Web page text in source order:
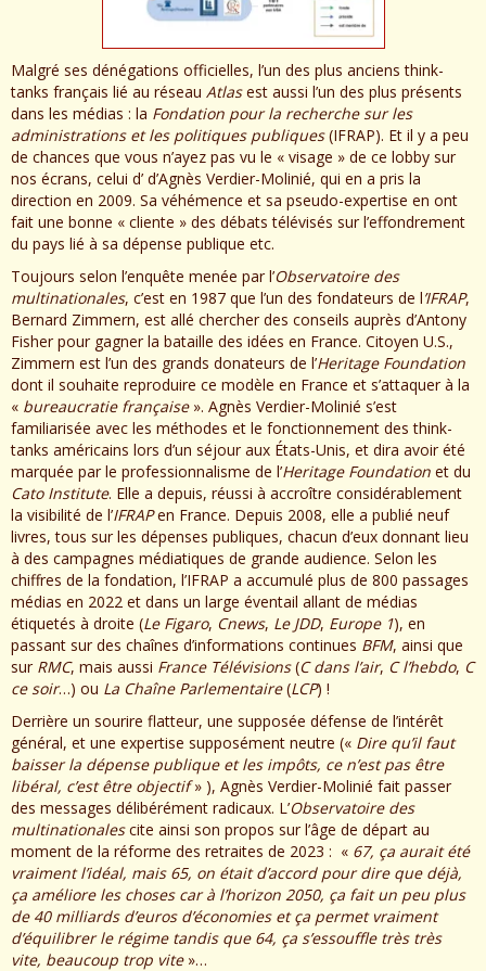
Malgré ses dénégations officielles, l’un des plus anciens think-
tanks français lié au réseau Atlasest aussi l’un des plus présents
dans les médias : la Fondation pour la recherche sur les
administrations et les politiques publiques(IFRAP). Et il y a peu
de chances que vous n’ayez pas vu le « visage » de ce lobby sur
nos écrans, celui d’ d’Agnès Verdier-Molinié, qui en a pris la
direction en 2009. Sa véhémence et sa pseudo-expertise en ont
fait une bonne « cliente » des débats télévisés sur l’effondrement
du pays lié à sa dépense publique etc.
Toujours selon l’enquête menée par l’Observatoire des
multinationales, c’est en 1987 que l’un des fondateurs de l’IFRAP,
Bernard Zimmern, est allé chercher des conseils auprès d’Antony
Fisher pour gagner la bataille des idées en France. Citoyen U.S.,
Zimmern est l’un des grands donateurs de l’Heritage Foundation
dont il souhaite reproduire ce modèle en France et s’attaquer à la
« bureaucratie française». Agnès Verdier-Molinié s’est
familiarisée avec les méthodes et le fonctionnement des think-
tanks américains lors d’un séjour aux États-Unis, et dira avoir été
marquée par le professionnalisme de l’Heritage Foundation et du
Cato Institute. Elle a depuis, réussi à accroître considérablement
la visibilité de l’IFRAPen France. Depuis 2008, elle a publié neuf
livres, tous sur les dépenses publiques, chacun d’eux donnant lieu
à des campagnes médiatiques de grande audience. Selon les
chiffres de la fondation, l’IFRAP a accumulé plus de 800 passages
médias en 2022 et dans un large éventail allant de médias
étiquetés à droite (Le Figaro, Cnews, Le JDD, Europe 1), en
passant sur des chaînes d’informations continues BFM, ainsi que
sur RMC, mais aussi France Télévisions(C dans l’air, C l’hebdo, C
ce soir…) ou La Chaîne Parlementaire(LCP) !
Derrière un sourire flatteur, une supposée défense de l’intérêt
général, et une expertise supposément neutre (« Dire qu’il faut
baisser la dépense publique et les impôts, ce n’est pas être
libéral, c’est être objectif» ), Agnès Verdier-Molinié fait passer
des messages délibérément radicaux. L’Observatoire des
multinationalescite ainsi son propos sur l’âge de départ au
moment de la réforme des retraites de 2023 : « 67, ça aurait été
vraiment l’idéal, mais 65, on était d’accord pour dire que déjà,
ça améliore les choses car à l’horizon 2050, ça fait un peu plus
de 40 milliards d’euros d’économies et ça permet vraiment
d’équilibrer le régime tandis que 64, ça s’essouffle très très
vite, beaucoup trop vite»…